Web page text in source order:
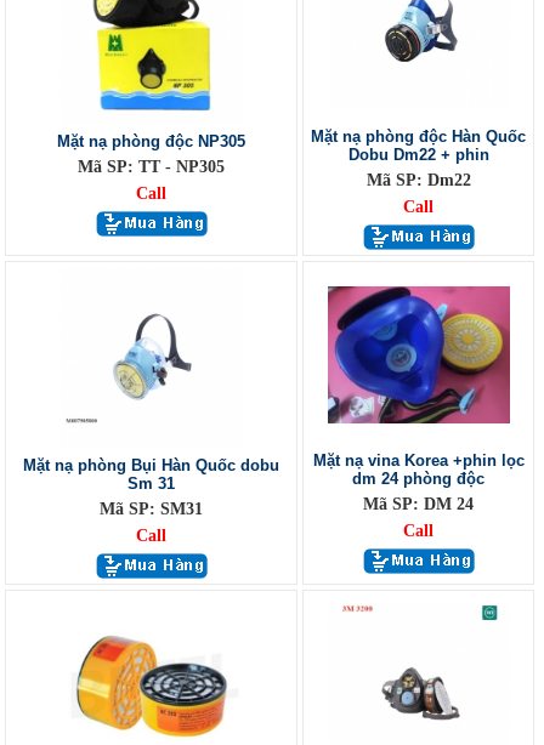
Mặt nạ phòng độc NP305
Mã SP: TT - NP305
Call
Mặt nạ phòng độc Hàn Quốc
Dobu Dm22 + phin
Mã SP: Dm22
Call
Mặt nạ phòng Bụi Hàn Quốc dobu
Sm 31
Mã SP: SM31
Call
Mặt nạ vina Korea +phin lọc
dm 24 phòng độc
Mã SP: DM 24
Call